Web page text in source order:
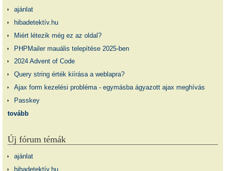
ajánlat
hibadetektív.hu
Miért létezik még ez az oldal?
PHPMailer mauális telepítése 2025-ben
2024 Advent of Code
Query string érték kiírása a weblapra?
Ajax form kezelési probléma - egymásba ágyazott ajax meghívás
Passkey
tovább
Új fórum témák
ajánlat
hibadetektív.hu